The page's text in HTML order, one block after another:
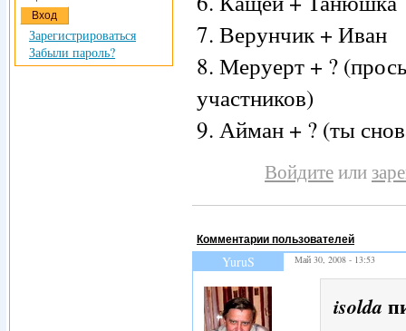
7. Верунчик + Иван
8. Меруерт + ?
участников)
9. Айман + ? (ты
Войдитеили
Комментарии пользователей
YuruS Май 30, 2008 - 13:53
isolda
Зарегистрироваться
Забыли пароль?